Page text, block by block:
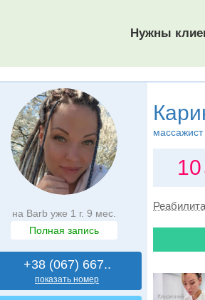
Нужны
на Barb уже 1 г. 9 мес.
Полная запись
+38 (067) 667..
показать номер
массажист
10